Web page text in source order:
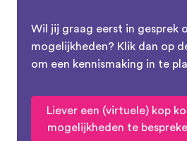
Wil jij graag eerst in gesprek
mogelijkheden? Klik dan op
om een kennismaking in te
Liever een (virtuele) kop
mogelijkheden te